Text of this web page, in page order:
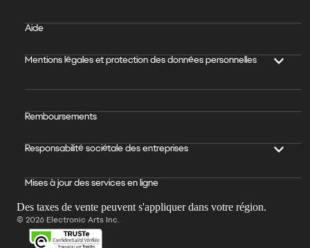
Aide
Mentions légales et protection des données personnelles
Remboursements
Responsabilité sociétale des entreprises
Mises à jour des services en ligne
Des taxes de vente peuvent s'appliquer dans votre région.
© 2026 Electronic Arts Inc.